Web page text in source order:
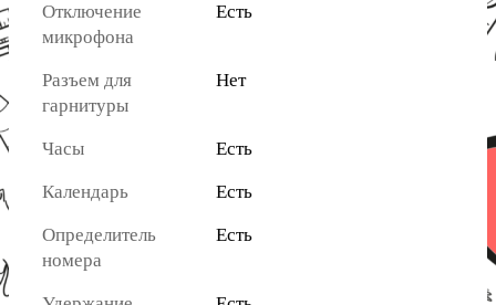
Отключение
микрофона
Есть
Разъем для
гарнитуры
Нет
Часы Есть
Календарь Есть
Определитель
номера
Есть